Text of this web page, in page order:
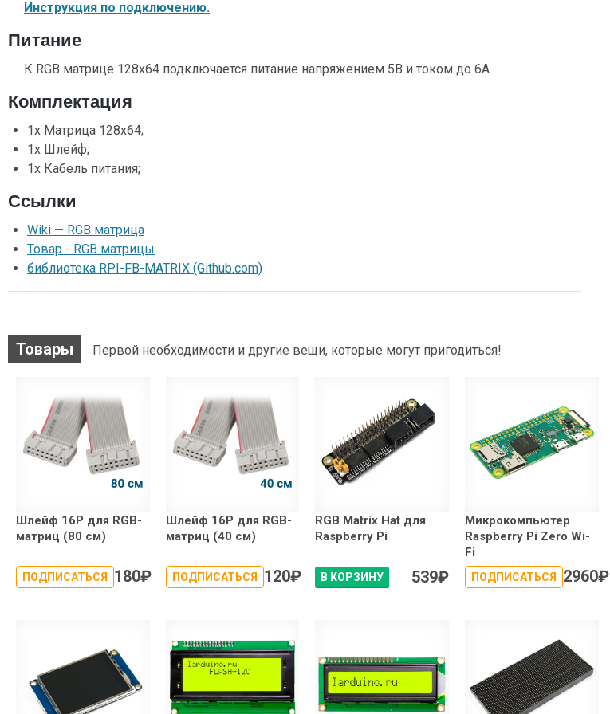
Инструкция по подключению.
Питание
К RGB матрице 128x64 подключается питание напряжением 5В и током до 6А.
Комплектация
1х Матрица 128х64;
1х Шлейф;
1х Кабель питания;
Ссылки
Wiki — RGB матрица
Товар - RGB матрицы
библиотека RPI-FB-MATRIX (Github.com)
Товары Первой необходимости и другие вещи, которые могут пригодиться!
Шлейф 16P для RGB-
матриц (80 см)
ПОДПИСАТЬСЯ 180₽
Шлейф 16P для RGB-
матриц (40 см)
ПОДПИСАТЬСЯ 120₽
RGB Matrix Hat для
Raspberry Pi
В КОРЗИНУ 539₽
Микрокомпьютер
Raspberry Pi Zero Wi-
Fi
ПОДПИСАТЬСЯ 2960₽